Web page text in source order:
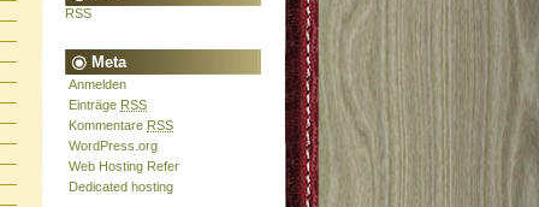
RSS
Meta
Anmelden
Einträge RSS
Kommentare RSS
WordPress.org
Web Hosting Refer
Dedicated hosting